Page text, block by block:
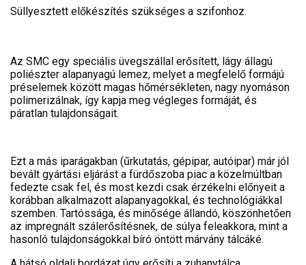
Süllyesztett előkészítés szükséges a szifonhoz.
Az SMC egy speciális üvegszállal erősített, lágy állagú
poliészter alapanyagú lemez, melyet a megfelelő formájú
préselemek között magas hőmérsékleten, nagy nyomáson
polimerizálnak, így kapja meg végleges formáját, és
páratlan tulajdonságait.
Ezt a más iparágakban (űrkutatás, gépipar, autóipar) már jól
bevált gyártási eljárást a fürdőszoba piac a közelmúltban
fedezte csak fel, és most kezdi csak érzékelni előnyeit a
korábban alkalmazott alapanyagokkal, és technológiákkal
szemben. Tartóssága, és minősége állandó, köszönhetően
az impregnált szálerősítésnek, de súlya feleakkora, mint a
hasonló tulajdonságokkal bíró öntött márvány tálcáké.